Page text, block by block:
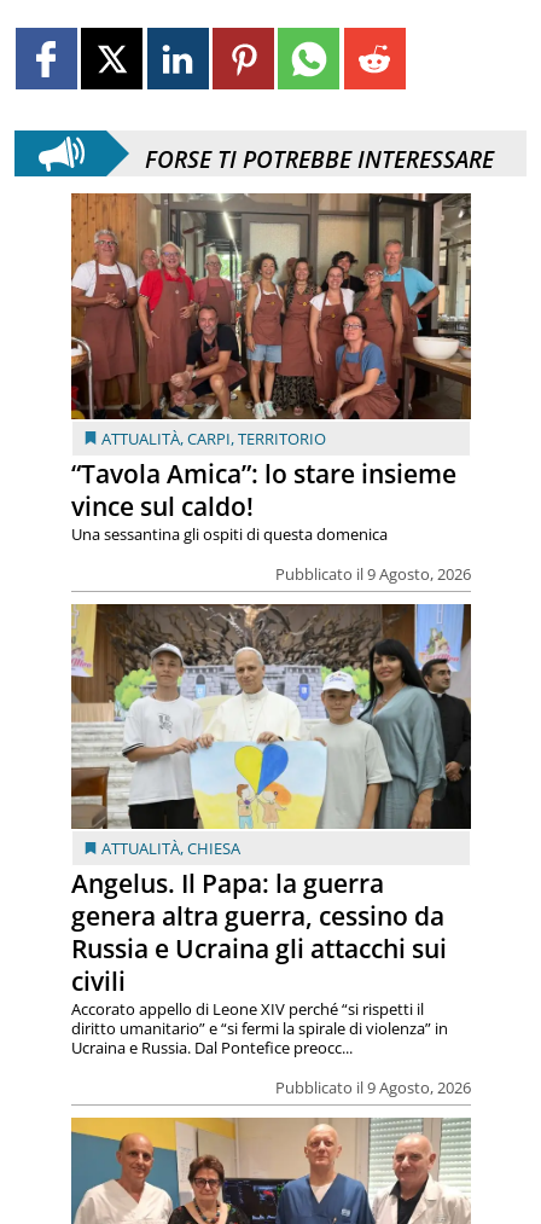
FORSE TI POTREBBE INTERESSARE
ATTUALITÀ,CARPI,TERRITORIO
“Tavola Amica”: lo stare insieme
vince sul caldo!
Pubblicato il 9 Agosto, 2026
Una sessantina gli ospiti di questa domenica
ATTUALITÀ,CHIESA
Angelus. Il Papa: la guerra
genera altra guerra, cessino da
Russia e Ucraina gli attacchi sui
civili
Pubblicato il 9 Agosto, 2026
Accorato appello di Leone XIV perché “si rispetti il
diritto umanitario” e “si fermi la spirale di violenza” in
Ucraina e Russia. Dal Pontefice preocc...